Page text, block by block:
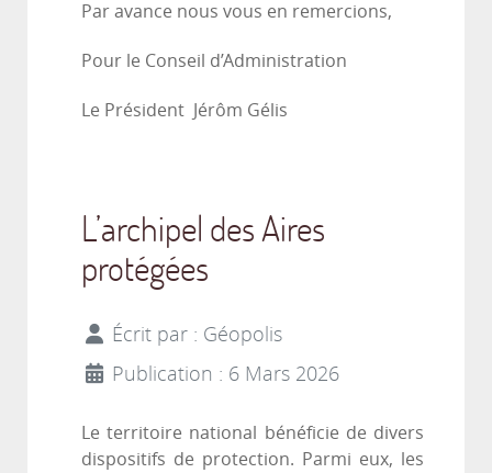
Par avance nous vous en remercions,
Pour le Conseil d’Administration
Le Président Jérôm Gélis
L’archipel des Aires
protégées
Écrit par : Géopolis
Publication : 6 Mars 2026
Le territoire national bénéficie de divers
dispositifs de protection. Parmi eux, les